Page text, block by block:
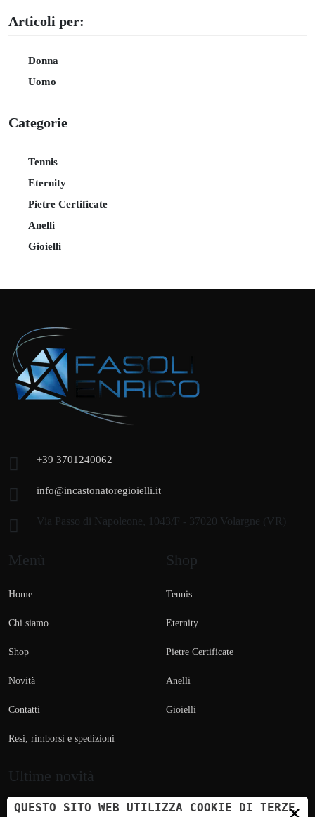
Articoli per:
Donna
Uomo
Categorie
Tennis
Eternity
Pietre Certificate
Anelli
Gioielli
+39 3701240062
info@incastonatoregioielli.it
Via Passo di Napoleone, 1043/F - 37020 Volargne (VR)
Menù
Home
Chi siamo
Shop
Novità
Contatti
Resi, rimborsi e spedizioni
Shop
Tennis
Eternity
Pietre Certificate
Anelli
Gioielli
Ultime novità
QUESTO SITO WEB UTILIZZA COOKIE DI TERZE